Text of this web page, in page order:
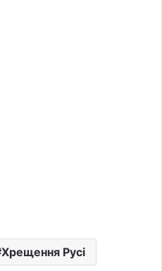
Хрещення Русі